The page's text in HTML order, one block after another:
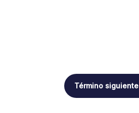
Término siguiente